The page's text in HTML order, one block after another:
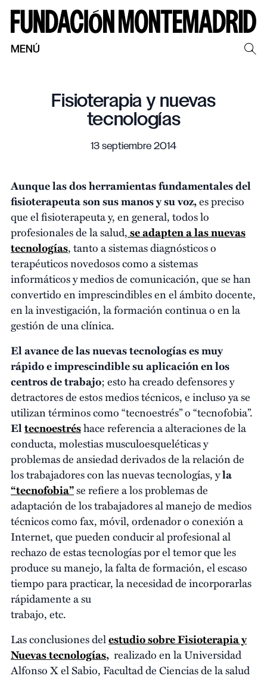
MENÚ
Fisioterapia y nuevas
tecnologías
13 septiembre 2014
Aunque las dos herramientas fundamentales del
fisioterapeuta son sus manos y su voz,es preciso
que el fisioterapeuta y, en general, todos lo
profesionales de la salud,se adapten a las nuevas
tecnologías, tanto a sistemas diagnósticos o
terapéuticos novedosos como a sistemas
informáticos y medios de comunicación, que se han
convertido en imprescindibles en el ámbito docente,
en la investigación, la formación continua o en la
gestión de una clínica.
El avance de las nuevas tecnologías es muy
rápido e imprescindible su aplicación en los
centros de trabajo; esto ha creado defensores y
detractores de estos medios técnicos, e incluso ya se
utilizan términos como “tecnoestrés” o “tecnofobia”.
Eltecnoestréshace referencia a alteraciones de la
conducta, molestias musculoesqueléticas y
problemas de ansiedad derivados de la relación de
los trabajadores con las nuevas tecnologías, yla
“tecnofobia”se refiere a los problemas de
adaptación de los trabajadores al manejo de medios
técnicos como fax, móvil, ordenador o conexión a
Internet, que pueden conducir al profesional al
rechazo de estas tecnologías por el temor que les
produce su manejo, la falta de formación, el escaso
tiempo para practicar, la necesidad de incorporarlas
rápidamente a su
trabajo, etc.
Las conclusiones delestudio sobre Fisioterapia y
Nuevas tecnologías, realizado en la Universidad
Alfonso X el Sabio, Facultad de Ciencias de la salud